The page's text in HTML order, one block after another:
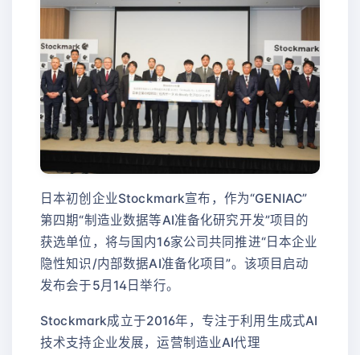
日本初创企业Stockmark宣布，作为“GENIAC”
第四期“制造业数据等AI准备化研究开发”项目的
获选单位，将与国内16家公司共同推进“日本企业
隐性知识/内部数据AI准备化项目”。该项目启动
发布会于5月14日举行。
Stockmark成立于2016年，专注于利用生成式AI
技术支持企业发展，运营制造业AI代理